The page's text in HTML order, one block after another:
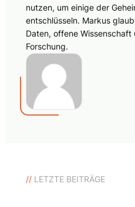
nutzen, um einige der
entschlüsseln. Markus
Daten, offene
Forschung.
//LETZTE BEITRÄGE